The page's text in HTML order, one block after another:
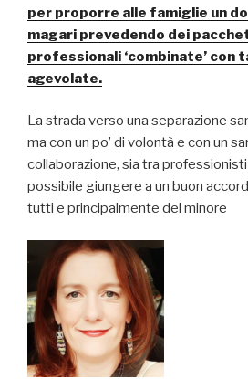
per proporre alle famiglie un
magari prevedendo dei
professionali ‘combinate’
agevolate.
La strada verso una separazione
ma con un po’ di volontà e con un
collaborazione, sia tra
possibile giungere a un buon
tutti e principalmente del minore